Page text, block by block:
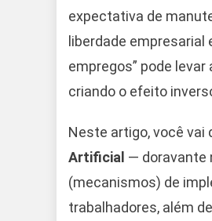
expectativa de
liberdade empresarial
empregos” pode
criando o efeito
Neste artigo, você vai
Artificial — doravante
(mecanismos) de
trabalhadores, além